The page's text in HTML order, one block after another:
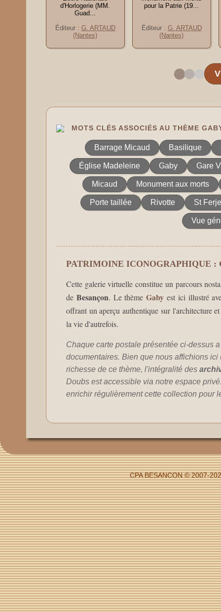
d'Horlogerie (MM.
Guad...
Éditeur : G. ARTAUD
(Nantes)
pour la Patrie (19...
Éditeur : G. ARTAUD
(Nantes)
MOTS CLÉS ASSOCIÉS AU THÈME
Barrage Micaud Basilique
Église Madeleine Gaby Gare
Micaud Monument aux morts
Porte taillée Rivotte St
Vue
PATRIMOINE ICONOGRAPHIQUE :
Cette galerie virtuelle constitue un parcours
de Besançon. Le thèmeGaby est ici illustré
offrant un aperçu authentique sur l'architecture
la vie d'autrefois.
Chaque carte postale présentée ci-dessus
documentaires. Bien que nous affichions
richesse de ce thème, l'intégralité des
Doubs est accessible via notre espace
enrichir régulièrement cette collection pour
CPA BESANCON © 2007-